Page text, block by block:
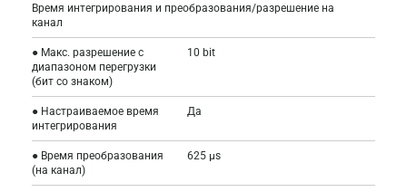
Время интегрирования и преобразования/разрешение на
канал
● Макс. разрешение с
диапазоном перегрузки
(бит со знаком)
10 bit
● Настраиваемое время
интегрирования
Да
● Время преобразования
(на канал)
625 µs